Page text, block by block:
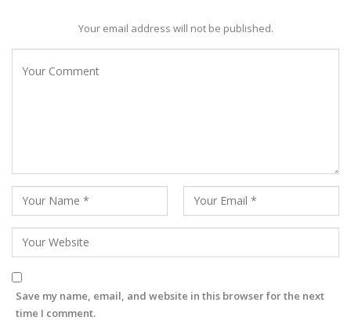
Your email address will not be published.
Save my name, email, and website in this browser for the next
time I comment.